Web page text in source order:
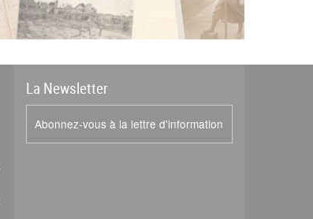
La Newsletter
Abonnez-vous à la lettre d'information